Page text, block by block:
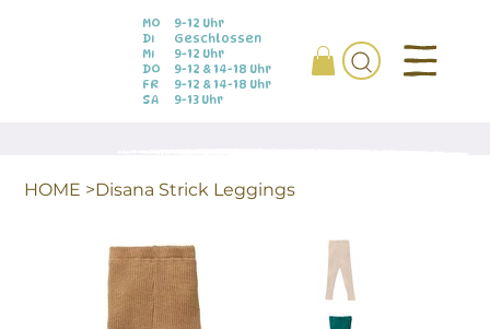
MO
DI
MI
DO
FR
SA
9-12 Uhr
Geschlossen
9-12 Uhr
9-12 & 14-18 Uhr
9-12 & 14-18 Uhr
9-13 Uhr
HOME >Disana Strick Leggings